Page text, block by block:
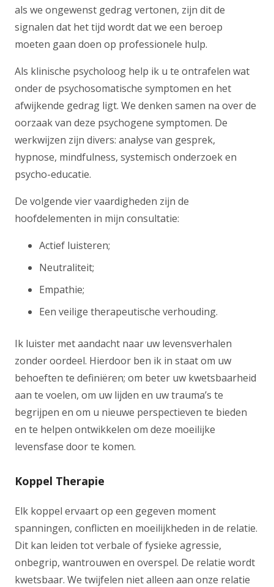
als we ongewenst gedrag vertonen, zijn dit de
signalen dat het tijd wordt dat we een beroep
moeten gaan doen op professionele hulp.
Als klinische psycholoog help ik u te ontrafelen wat
onder de psychosomatische symptomen en het
afwijkende gedrag ligt. We denken samen na over de
oorzaak van deze psychogene symptomen. De
werkwijzen zijn divers: analyse van gesprek,
hypnose, mindfulness, systemisch onderzoek en
psycho-educatie.
De volgende vier vaardigheden zijn de
hoofdelementen in mijn consultatie:
Actief luisteren;
Neutraliteit;
Empathie;
Een veilige therapeutische verhouding.
Ik luister met aandacht naar uw levensverhalen
zonder oordeel. Hierdoor ben ik in staat om uw
behoeften te definiëren; om beter uw kwetsbaarheid
aan te voelen, om uw lijden en uw trauma’s te
begrijpen en om u nieuwe perspectieven te bieden
en te helpen ontwikkelen om deze moeilijke
levensfase door te komen.
Koppel Therapie
Elk koppel ervaart op een gegeven moment
spanningen, conflicten en moeilijkheden in de relatie.
Dit kan leiden tot verbale of fysieke agressie,
onbegrip, wantrouwen en overspel. De relatie wordt
kwetsbaar. We twijfelen niet alleen aan onze relatie